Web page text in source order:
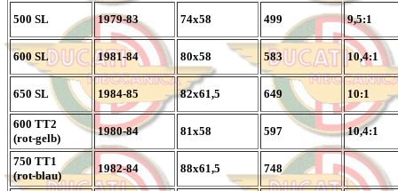
500 SL 1979-83 74x58 499 9,5:1
600 SL 1981-84 80x58 583 10,4:1
650 SL 1984-85 82x61,5 649 10:1
600 TT2
(rot-gelb)
1980-84 81x58 597 10,4:1
750 TT1
(rot-blau)
1982-84 88x61,5 748